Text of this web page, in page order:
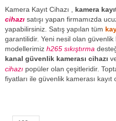
Kamera Kayıt Cihazı , kamera
cihazı satışı yapan firmamızda
yapabilirsiniz. Satış yapılan tüm
garantilidir. Yeni nesil olan güvenlik
modellerimiz h265 sıkıştırma
kanal güvenlik kamerası cihazı
cihazı popüler olan çeşitleridir.
fiyatları ile güvenlik kamerası kayıt